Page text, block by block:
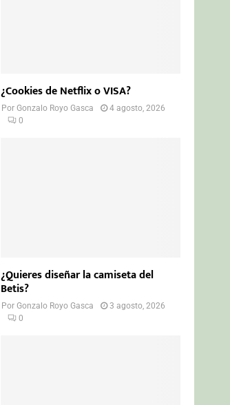
¿Cookies de Netflix o VISA?
PorGonzalo Royo Gasca
4 agosto, 2026
0
¿Quieres diseñar la camiseta del
Betis?
PorGonzalo Royo Gasca
3 agosto, 2026
0